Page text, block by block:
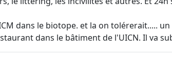
dans le biotope. et la on tolérerait..... un
dans le bâtiment de l'UICN. Il va